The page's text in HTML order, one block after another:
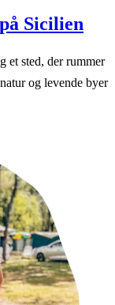
Sicilien
et sted, der rummer
og levende byer